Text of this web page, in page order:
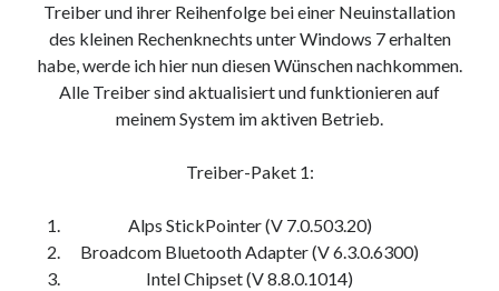
Treiber und ihrer Reihenfolge bei einer Neuinstallation
des kleinen Rechenknechts unter Windows 7 erhalten
habe, werde ich hier nun diesen Wünschen nachkommen.
Alle Treiber sind aktualisiert und funktionieren auf
meinem System im aktiven Betrieb.
Treiber-Paket 1:
Alps StickPointer (V 7.0.503.20)
Broadcom Bluetooth Adapter (V 6.3.0.6300)
Intel Chipset (V 8.8.0.1014)